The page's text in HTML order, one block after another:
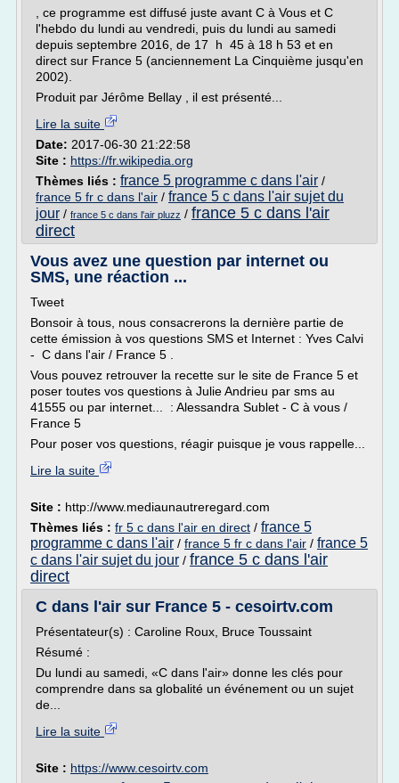
, ce programme est diffusé juste avant C à Vous et C
l'hebdo du lundi au vendredi, puis du lundi au samedi
depuis septembre 2016, de 17 h 45 à 18 h 53 et en
direct sur France 5 (anciennement La Cinquième jusqu'en
2002).
Produit par Jérôme Bellay , il est présenté...
Lire la suite
Date: 2017-06-30 21:22:58
Site : https://fr.wikipedia.org
Thèmes liés : france 5 programme c dans l'air /
france 5 fr c dans l'air / france 5 c dans l'air sujet du
jour / france 5 c dans l'air pluzz / france 5 c dans l'air
direct
Vous avez une question par internet ou
SMS, une réaction ...
Tweet
Bonsoir à tous, nous consacrerons la dernière partie de
cette émission à vos questions SMS et Internet : Yves Calvi
- C dans l'air / France 5 .
Vous pouvez retrouver la recette sur le site de France 5 et
poser toutes vos questions à Julie Andrieu par sms au
41555 ou par internet... : Alessandra Sublet - C à vous /
France 5
Pour poser vos questions, réagir puisque je vous rappelle...
Lire la suite
Site : http://www.mediaunautreregard.com
Thèmes liés : fr 5 c dans l'air en direct / france 5
programme c dans l'air / france 5 fr c dans l'air / france 5
c dans l'air sujet du jour / france 5 c dans l'air
direct
C dans l'air sur France 5 - cesoirtv.com
Présentateur(s) : Caroline Roux, Bruce Toussaint
Résumé :
Du lundi au samedi, «C dans l'air» donne les clés pour
comprendre dans sa globalité un événement ou un sujet
de...
Lire la suite
Site : https://www.cesoirtv.com